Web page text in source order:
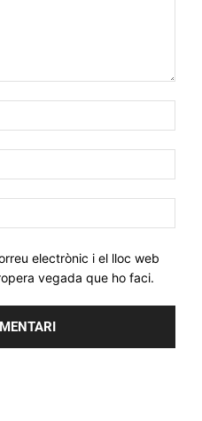
web:
electrònic i el lloc web
vegada que ho faci.